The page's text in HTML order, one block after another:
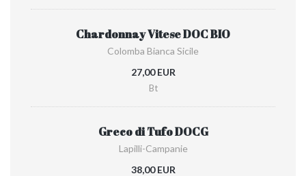
Chardonnay Vitese DOC BIO
Colomba Bianca Sicile
27,00 EUR
Bt
Greco di Tufo DOCG
Lapilli-Campanie
38,00 EUR